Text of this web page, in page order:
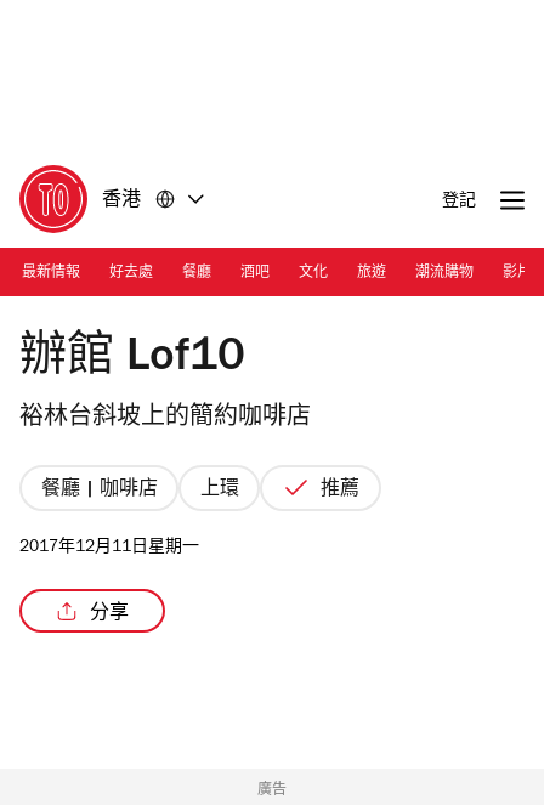
香港 登記
最新情報 好去處 餐廳 酒吧 文化 旅遊 潮流購物 影片
Photograph: Courtesy Lof 10
辦館 Lof10
裕林台斜坡上的簡約咖啡店
餐廳 | 咖啡店 上環 推薦
2017年12月11日星期一
分享
廣告